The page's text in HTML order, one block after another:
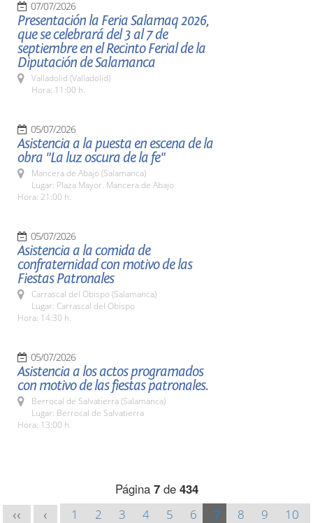
07/07/2026
Presentación la Feria Salamaq 2026,
que se celebrará del 3 al 7 de
septiembre en el Recinto Ferial de la
Diputación de Salamanca
Valladolid (Valladolid)
Hora: 11:00 h.
05/07/2026
Asistencia a la puesta en escena de la
obra "La luz oscura de la fe"
Mancera de Abajo (Salamanca)
Lugar: Plaza Mayor. Mancera de Abajo
Hora: 21:00 h.
05/07/2026
Asistencia a la comida de
confraternidad con motivo de las
Fiestas Patronales
Carrascal del Obispo (Salamanca)
Lugar: Carrascal del Obispo
Hora: 14:30 h.
05/07/2026
Asistencia a los actos programados
con motivo de las fiestas patronales.
Berrocal de Salvatierra (Salamanca)
Lugar: Berrocal de Salvatierra
Hora: 13:00 h.
Página 7de 434
<< < 1 2 3 4 5 6 7 8 9
10